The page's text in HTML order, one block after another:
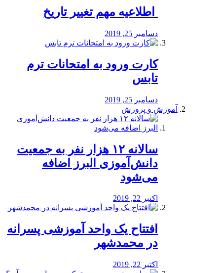
️ اطلاعیه مهم تغییر تاریخ
دسامبر 25, 2019
کارت ورود به امتحانات ترم
تابس
دسامبر 25, 2019
آموزش و پرورش
️سالانه ۱۲ هزار نفر به جمعیت
دانش‌آموزی البرز اضافه
می‌شود
اکتبر 22, 2019
افتتاح یک واحد آموزشی پسرانه
در محمدشهر
اکتبر 22, 2019